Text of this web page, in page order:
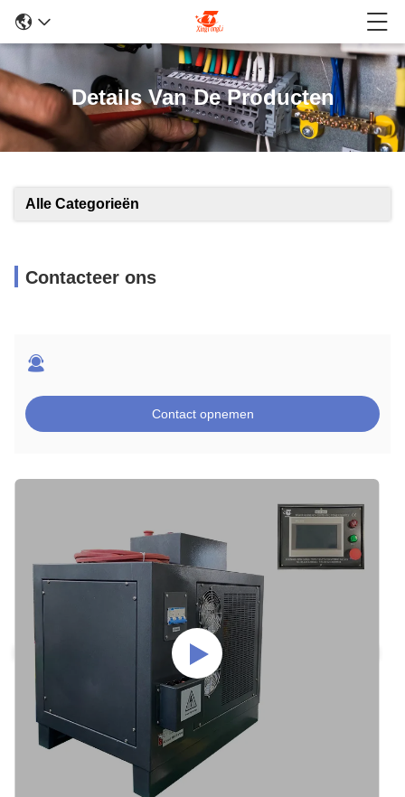
Details Van De Producten
Alle Categorieën
Contacteer ons
Contact opnemen